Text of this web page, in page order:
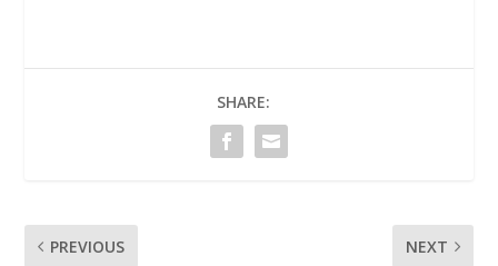
SHARE:
PREVIOUS NEXT